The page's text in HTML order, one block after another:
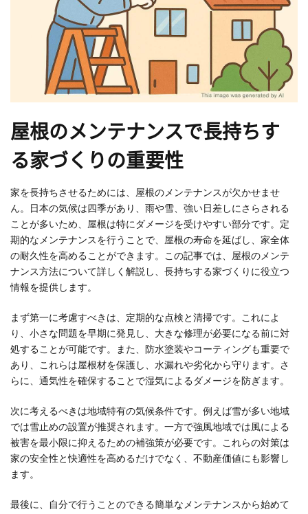
屋根のメンテナンスで長持ちす
る家づくりの重要性
家を長持ちさせるためには、屋根のメンテナンスが欠かせませ
ん。日本の気候は四季があり、雨や雪、強い日差しにさらされる
ことが多いため、屋根は特にダメージを受けやすい部分です。定
期的なメンテナンスを行うことで、屋根の寿命を延ばし、家全体
の耐久性を高めることができます。この記事では、屋根のメンテ
ナンス方法について詳しく解説し、長持ちする家づくりに役立つ
情報を提供します。
まず第一に考慮すべきは、定期的な点検と清掃です。これによ
り、小さな問題を早期に発見し、大きな修理が必要になる前に対
処することが可能です。また、防水塗装やコーティングも重要で
あり、これらは屋根材を保護し、水漏れや劣化から守ります。さ
らに、通気性を確保することで湿気によるダメージを防ぎます。
次に考えるべきは地域特有の気候条件です。例えば雪が多い地域
では雪止めの設置が推奨されます。一方で強風地域では風による
被害を最小限に抑えるための補強策が必要です。これらの対策は
家の安全性と快適性を高めるだけでなく、不動産価値にも影響し
ます。
最後に、自分で行うことのできる簡単なメンテナンスから始めて